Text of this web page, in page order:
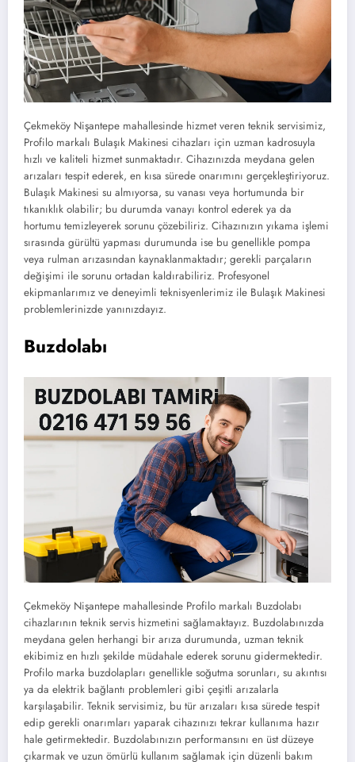
Çekmeköy Nişantepe mahallesinde hizmet veren teknik servisimiz,
Profilo markalı Bulaşık Makinesi cihazları için uzman kadrosuyla
hızlı ve kaliteli hizmet sunmaktadır. Cihazınızda meydana gelen
arızaları tespit ederek, en kısa sürede onarımını gerçekleştiriyoruz.
Bulaşık Makinesi su almıyorsa, su vanası veya hortumunda bir
tıkanıklık olabilir; bu durumda vanayı kontrol ederek ya da
hortumu temizleyerek sorunu çözebiliriz. Cihazınızın yıkama işlemi
sırasında gürültü yapması durumunda ise bu genellikle pompa
veya rulman arızasından kaynaklanmaktadır; gerekli parçaların
değişimi ile sorunu ortadan kaldırabiliriz. Profesyonel
ekipmanlarımız ve deneyimli teknisyenlerimiz ile Bulaşık Makinesi
problemlerinizde yanınızdayız.
Buzdolabı
Çekmeköy Nişantepe mahallesinde Profilo markalı Buzdolabı
cihazlarının teknik servis hizmetini sağlamaktayız. Buzdolabınızda
meydana gelen herhangi bir arıza durumunda, uzman teknik
ekibimiz en hızlı şekilde müdahale ederek sorunu gidermektedir.
Profilo marka buzdolapları genellikle soğutma sorunları, su akıntısı
ya da elektrik bağlantı problemleri gibi çeşitli arızalarla
karşılaşabilir. Teknik servisimiz, bu tür arızaları kısa sürede tespit
edip gerekli onarımları yaparak cihazınızı tekrar kullanıma hazır
hale getirmektedir. Buzdolabınızın performansını en üst düzeye
çıkarmak ve uzun ömürlü kullanım sağlamak için düzenli bakım